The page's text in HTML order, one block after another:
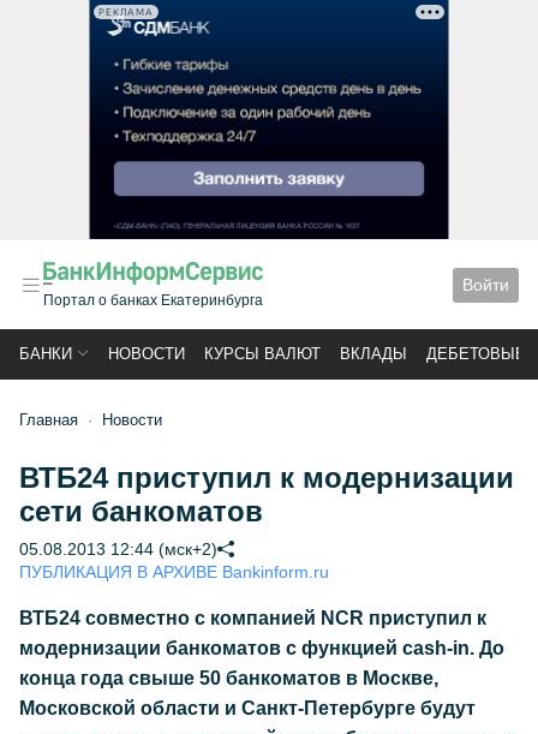
РЕКЛАМА
Портал о банках Екатеринбурга
Войти
БАНКИ НОВОСТИ КУРСЫ ВАЛЮТ ВКЛАДЫ ДЕБЕТОВЫЕ
Главная Новости
ВТБ24 приступил к модернизации
сети банкоматов
05.08.2013 12:44 (мск+2)
ПУБЛИКАЦИЯ В АРХИВЕ Bankinform.ru
ВТБ24 совместно с компанией NCR приступил к
модернизации банкоматов с функцией cash-in. До
конца года свыше 50 банкоматов в Москве,
Московской области и Санкт-Петербурге будут